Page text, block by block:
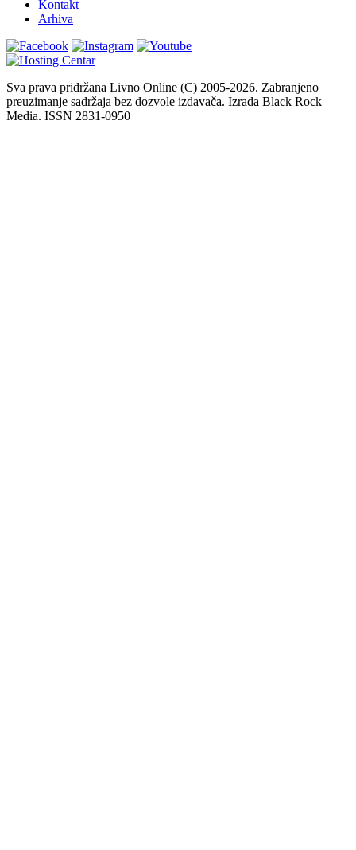
Kontakt
Arhiva
Sva prava pridržana Livno Online (C) 2005-2026. Zabranjeno
preuzimanje sadržaja bez dozvole izdavača. Izrada Black Rock
Media. ISSN 2831-0950